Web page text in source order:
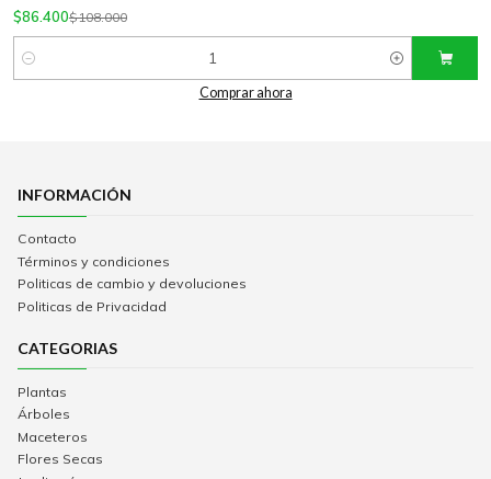
$86.400$108.000
Cantidad
Comprar ahora
INFORMACIÓN
Contacto
Términos y condiciones
Politicas de cambio y devoluciones
Politicas de Privacidad
CATEGORIAS
Plantas
Árboles
Maceteros
Flores Secas